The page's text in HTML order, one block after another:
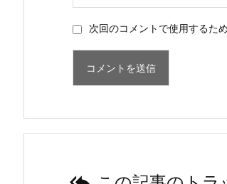
次回のコメントで使用するた